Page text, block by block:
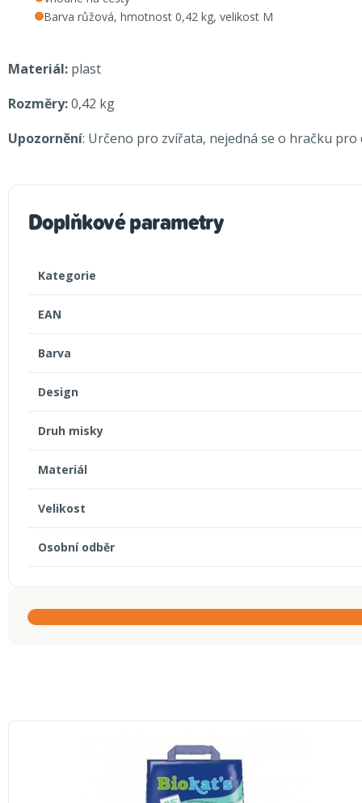
Barva růžová, hmotnost 0,42 kg, velikost M
Materiál: plast
Rozměry:0,42 kg
Upozornění: Určeno pro zvířata, nejedná se o hračku pro
Doplňkové parametry
Kategorie
EAN
Barva
Design
Druh misky
Materiál
Velikost
Osobní odběr